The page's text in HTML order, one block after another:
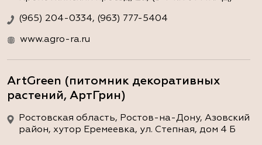
(965) 204-0334, (963) 777-5404
www.agro-ra.ru
ArtGreen (питомник декоративных
растений, АртГрин)
Ростовская область, Ростов-на-Дону, Азовский
район, хутор Еремеевка, ул. Степная, дом 4 Б